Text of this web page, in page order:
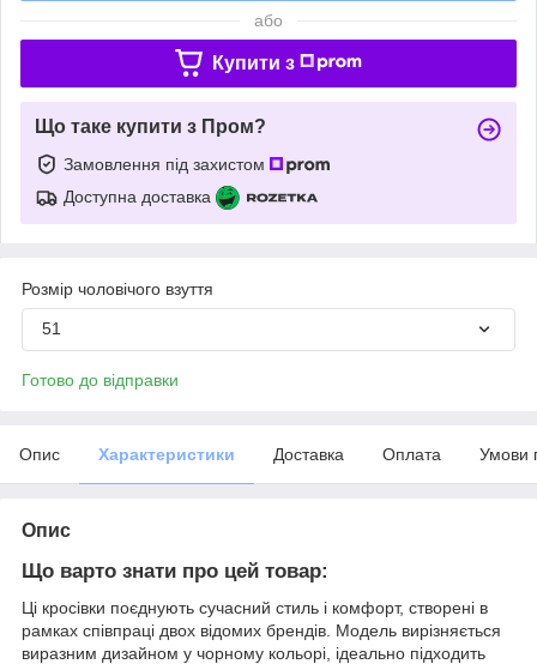
або
Купити з
Що таке купити з Пром?
Замовлення під захистом
Доступна доставка
Розмір чоловічого взуття
51
Готово до відправки
Опис Характеристики Доставка Оплата Умови
Опис
Що варто знати про цей товар:
Ці кросівки поєднують сучасний стиль і комфорт, створені в
рамках співпраці двох відомих брендів. Модель вирізняється
виразним дизайном у чорному кольорі, ідеально підходить